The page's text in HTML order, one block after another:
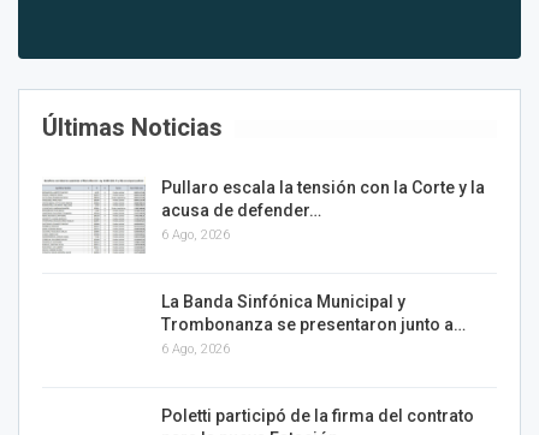
Últimas Noticias
Pullaro escala la tensión con la Corte y la
acusa de defender…
6 Ago, 2026
La Banda Sinfónica Municipal y
Trombonanza se presentaron junto a…
6 Ago, 2026
Poletti participó de la firma del contrato